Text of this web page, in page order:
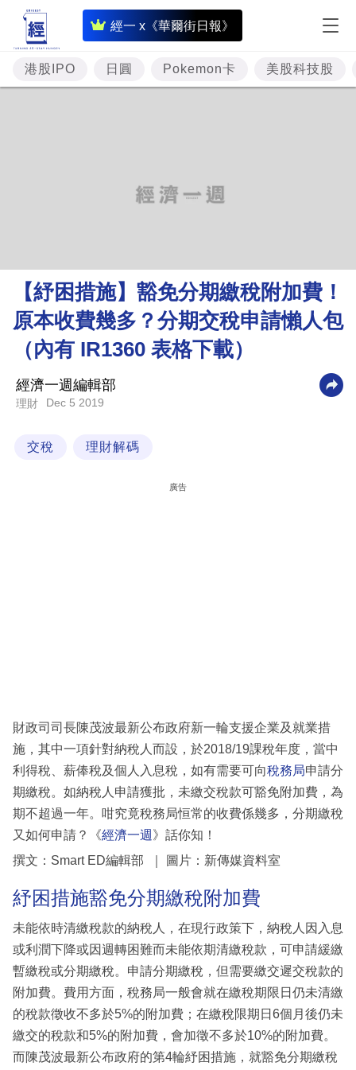
經一 x《華爾街日報》
即
時
財
經
理
財
商
業
科
技
場
港股IPO 日圓 Pokemon卡 美股科技股
【紓困措施】豁免分期繳稅附加費！
原本收費幾多？分期交稅申請懶人包
（內有 IR1360 表格下載）
經濟一週編輯部
理財 Dec 5 2019
交稅 理財解碼
廣告
財政司司長陳茂波最新公布政府新一輪支援企業及就業措
施，其中一項針對納稅人而設，於2018/19課稅年度，當中
利得稅、薪俸稅及個人入息稅，如有需要可向稅務局申請分
期繳稅。如納稅人申請獲批，未繳交稅款可豁免附加費，為
期不超過一年。咁究竟稅務局恒常的收費係幾多，分期繳稅
又如何申請？《經濟一週 》話你知！
撰文：Smart ED編輯部 ｜ 圖片：新傳媒資料室
紓困措施豁免分期繳稅附加費
未能依時清繳稅款的納稅人，在現行政策下，納稅人因入息
或利潤下降或因週轉困難而未能依期清繳稅款，可申請緩繳
暫繳稅或分期繳稅。申請分期繳稅，但需要繳交遲交稅款的
附加費。費用方面，稅務局一般會就在繳稅期限日仍未清繳
的稅款徵收不多於5%的附加費；在繳稅限期日6個月後仍未
繳交的稅款和5%的附加費，會加徵不多於10%的附加費。
而陳茂波最新公布政府的第4輪紓困措施，就豁免分期繳稅